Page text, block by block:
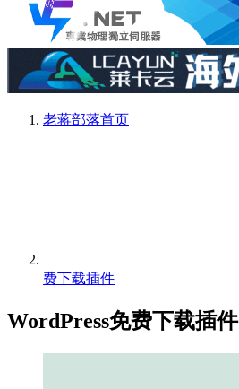
老蒋部落首页
费下载插件
WordPress免费下载插件